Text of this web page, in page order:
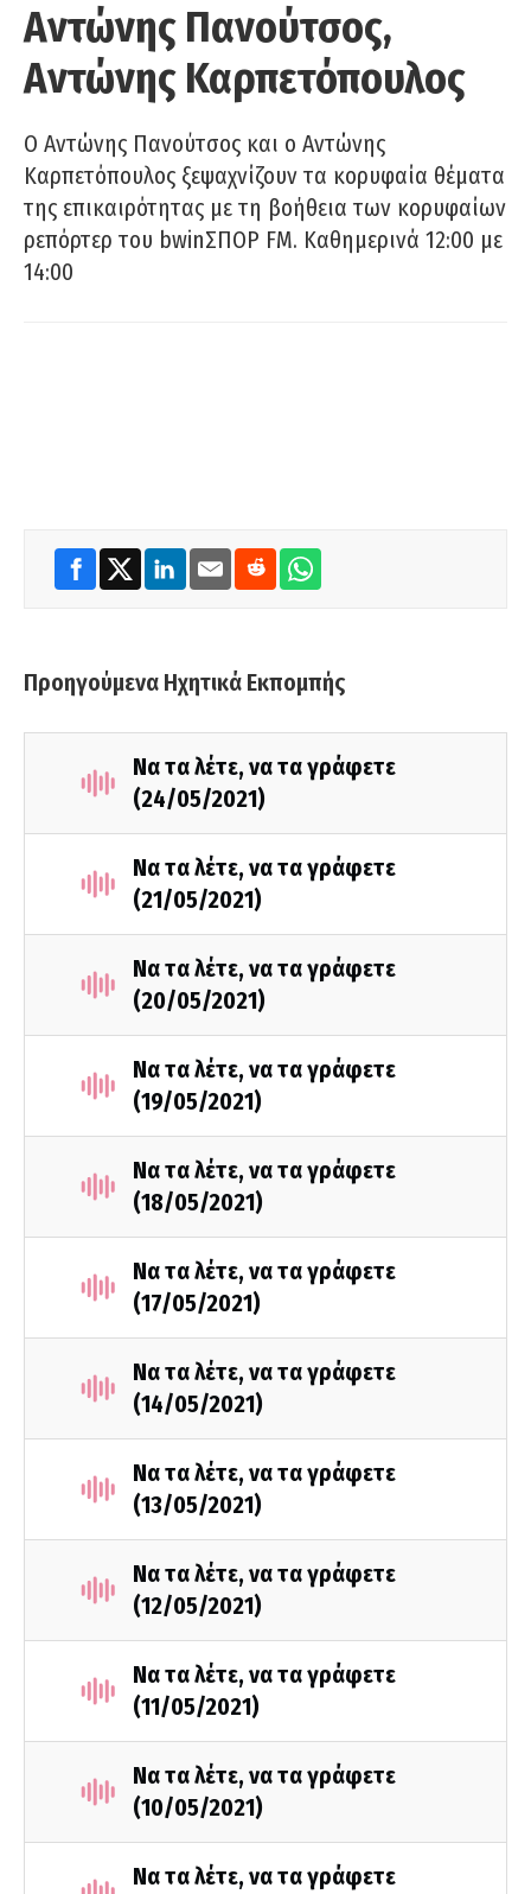
Αντώνης Πανούτσος,
Αντώνης Καρπετόπουλος
Ο Αντώνης Πανούτσος και ο Αντώνης
Καρπετόπουλος ξεψαχνίζουν τα κορυφαία θέματα
της επικαιρότητας με τη βοήθεια των κορυφαίων
ρεπόρτερ του bwinΣΠΟΡ FM. Καθημερινά 12:00 με
14:00
Προηγούμενα Ηχητικά Εκπομπής
Να τα λέτε, να τα γράφετε
(24/05/2021)
Να τα λέτε, να τα γράφετε
(21/05/2021)
Να τα λέτε, να τα γράφετε
(20/05/2021)
Να τα λέτε, να τα γράφετε
(19/05/2021)
Να τα λέτε, να τα γράφετε
(18/05/2021)
Να τα λέτε, να τα γράφετε
(17/05/2021)
Να τα λέτε, να τα γράφετε
(14/05/2021)
Να τα λέτε, να τα γράφετε
(13/05/2021)
Να τα λέτε, να τα γράφετε
(12/05/2021)
Να τα λέτε, να τα γράφετε
(11/05/2021)
Να τα λέτε, να τα γράφετε
(10/05/2021)
Να τα λέτε, να τα γράφετε